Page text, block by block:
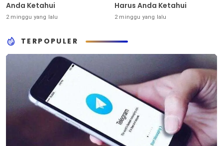
Anda Ketahui
2 minggu yang lalu
Harus Anda Ketahui
2 minggu yang lalu
TERPOPULER